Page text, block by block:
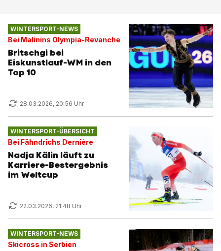
WINTERSPORT-NEWS
Bei Malinins Olympia-Revanche
Britschgi bei
Eiskunstlauf-WM in den
Top 10
28.03.2026, 20:56 Uhr
WINTERSPORT-ÜBERSICHT
Bei Fähndrichs Dernière
Nadja Kälin läuft zu
Karriere-Bestergebnis
im Weltcup
22.03.2026, 21:48 Uhr
WINTERSPORT-NEWS
Skicross in Serbien